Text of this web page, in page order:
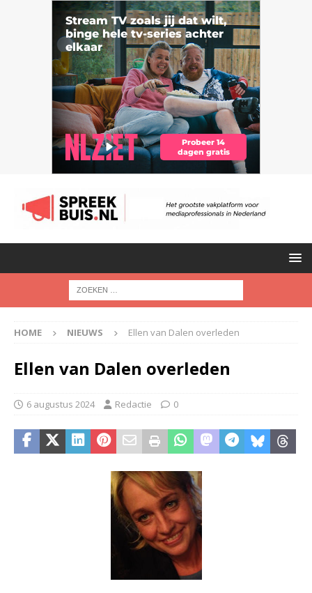
HOME NIEUWS Ellen van Dalen overleden
Ellen van Dalen overleden
6 augustus 2024 Redactie 0